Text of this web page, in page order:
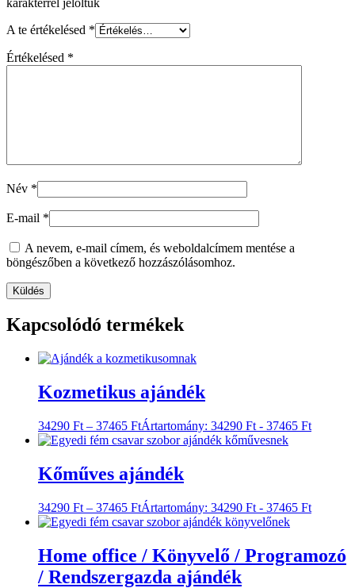
A te értékelésed *
Értékelésed *
Név *
E-mail *
A nevem, e-mail címem, és weboldalcímem mentése a
böngészőben a következő hozzászólásomhoz.
Kapcsolódó termékek
Kozmetikus ajándék
34290 Ft – 37465 FtÁrtartomány: 34290 Ft - 37465 Ft
Kőműves ajándék
34290 Ft – 37465 FtÁrtartomány: 34290 Ft - 37465 Ft
Home office / Könyvelő / Programozó
/ Rendszergazda ajándék